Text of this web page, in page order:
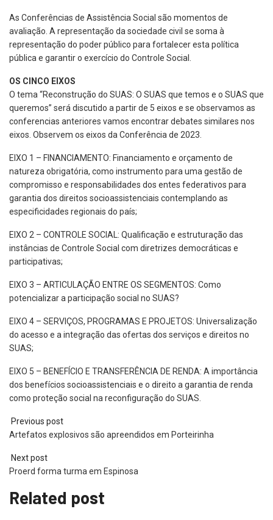
As Conferências de Assistência Social são momentos de
avaliação. A representação da sociedade civil se soma à
representação do poder público para fortalecer esta política
pública e garantir o exercício do Controle Social.
OS CINCO EIXOS
O tema “Reconstrução do SUAS: O SUAS que temos e o SUAS que
queremos” será discutido a partir de 5 eixos e se observamos as
conferencias anteriores vamos encontrar debates similares nos
eixos. Observem os eixos da Conferência de 2023.
EIXO 1 – FINANCIAMENTO: Financiamento e orçamento de
natureza obrigatória, como instrumento para uma gestão de
compromisso e responsabilidades dos entes federativos para
garantia dos direitos socioassistenciais contemplando as
especificidades regionais do país;
EIXO 2 – CONTROLE SOCIAL: Qualificação e estruturação das
instâncias de Controle Social com diretrizes democráticas e
participativas;
EIXO 3 – ARTICULAÇÃO ENTRE OS SEGMENTOS: Como
potencializar a participação social no SUAS?
EIXO 4 – SERVIÇOS, PROGRAMAS E PROJETOS: Universalização
do acesso e a integração das ofertas dos serviços e direitos no
SUAS;
EIXO 5 – BENEFÍCIO E TRANSFERÊNCIA DE RENDA: A importância
dos benefícios socioassistenciais e o direito a garantia de renda
como proteção social na reconfiguração do SUAS.
Previous post
Artefatos explosivos são apreendidos em Porteirinha
Next post
Proerd forma turma em Espinosa
Related post